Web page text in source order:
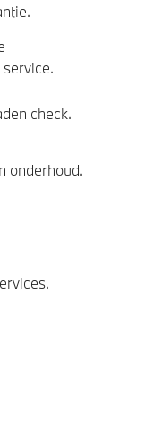
check.
onderhoud.